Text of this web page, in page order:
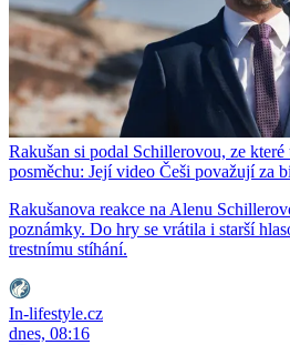
Rakušan si podal Schillerovou, ze
posměchu: Její video Češi považují za
Rakušanova reakce na Alenu
poznámky. Do hry se vrátila i starší
trestnímu stíhání.
In-lifestyle.cz
dnes, 08:16